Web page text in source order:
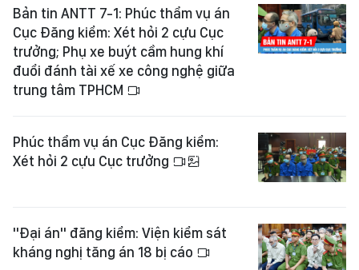
Bản tin ANTT 7-1: Phúc thẩm vụ án
Cục Đăng kiểm: Xét hỏi 2 cựu Cục
trưởng; Phụ xe buýt cầm hung khí
đuổi đánh tài xế xe công nghệ giữa
trung tâm TPHCM
Phúc thẩm vụ án Cục Đăng kiểm:
Xét hỏi 2 cựu Cục trưởng
"Đại án" đăng kiểm: Viện kiểm sát
kháng nghị tăng án 18 bị cáo